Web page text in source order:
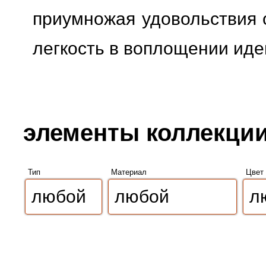
приумножая
легкость в воплощении
элементы
Тип Материал Цвет